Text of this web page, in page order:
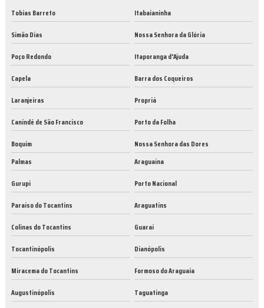
Tobias Barreto
Itabaianinha
Simão Dias
Nossa Senhora da Glória
Poço Redondo
Itaporanga d'Ajuda
Capela
Barra dos Coqueiros
Laranjeiras
Propriá
Canindé de São Francisco
Porto da Folha
Boquim
Nossa Senhora das Dores
Palmas
Araguaína
Gurupi
Porto Nacional
Paraíso do Tocantins
Araguatins
Colinas do Tocantins
Guaraí
Tocantinópolis
Dianópolis
Miracema do Tocantins
Formoso do Araguaia
Augustinópolis
Taguatinga